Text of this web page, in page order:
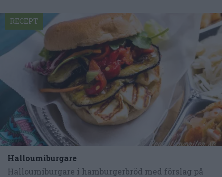
Halloumiburgare
Halloumiburgare i hamburgerbröd med förslag på
RECEPT